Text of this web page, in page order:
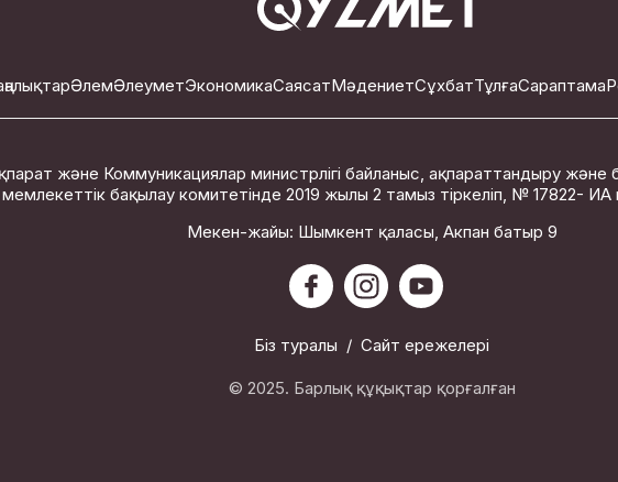
ӘлемӘлеуметЭкономикаСаясатМәдениетСұхбатТұлғаСараптама
және Коммуникациялар министрлігі байланыс, ақпараттандыру
мемлекеттік бақылау комитетінде 2019 жылы 2 тамыз тіркеліп, № 17822- ИА
Мекен-жайы: Шымкент қаласы, Акпан батыр 9
Біз туралы / Сайт ережелері
© 2025. Барлық құқықтар қорғалған